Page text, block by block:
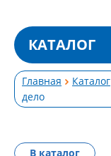
КАТАЛОГ
Главная Каталог
дело
В каталог